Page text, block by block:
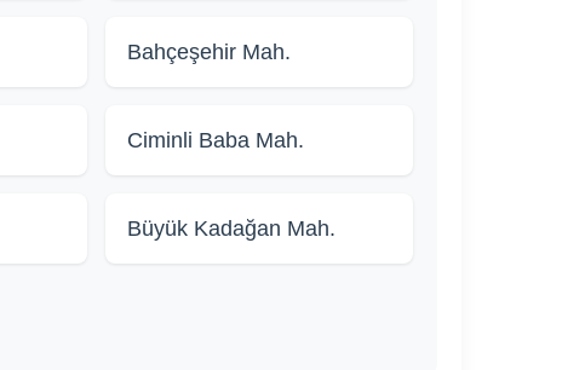
Bahçeşehir Mah.
Ciminli Baba Mah.
Büyük Kadağan Mah.